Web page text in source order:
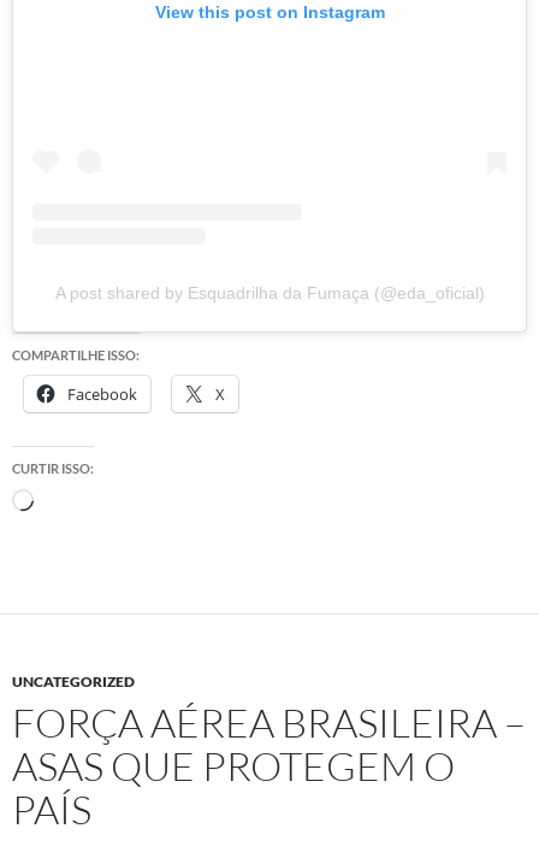
View this post on Instagram
A post shared by Esquadrilha da Fumaça (@eda_oficial)
COMPARTILHE ISSO:
Facebook X
CURTIR ISSO:
Carregando...
UNCATEGORIZED
FORÇA AÉREA BRASILEIRA –
ASAS QUE PROTEGEM O
PAÍS